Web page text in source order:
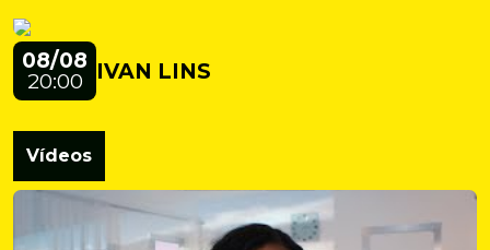
08/08
20:00 IVAN LINS
Vídeos